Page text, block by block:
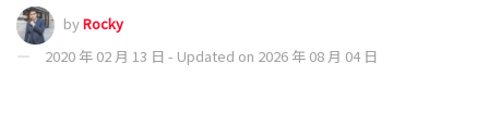
byRocky
2020 年 02 月 13 日 - Updated on 2026 年 08 月 04 日